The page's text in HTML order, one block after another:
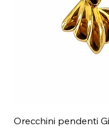
Orecchini pendenti